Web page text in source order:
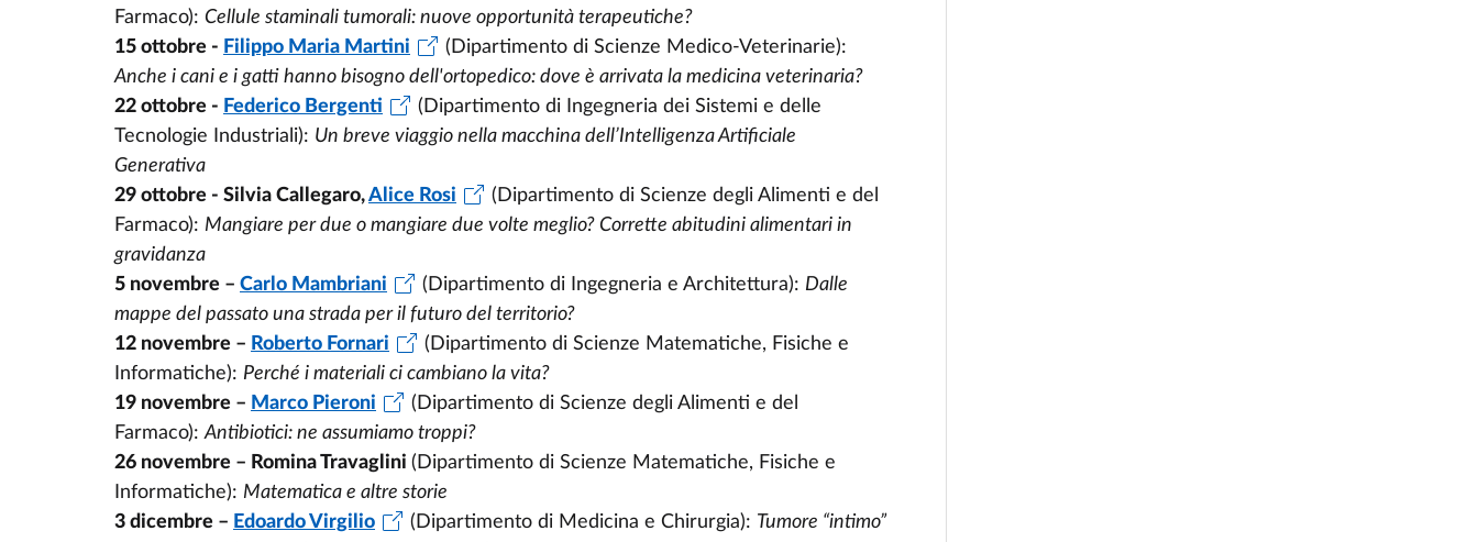
Farmaco):Cellule staminali tumorali: nuove opportunità terapeutiche?
15 ottobre - Filippo Maria Martini
(Dipartimento di Scienze Medico-Veterinarie):
Anche i cani e i gatti hanno bisogno dell'ortopedico: dove è arrivata la medicina veterinaria?
22 ottobre - Federico Bergenti
(Dipartimento di Ingegneria dei Sistemi e delle
Tecnologie Industriali): Un breve viaggio nella macchina dell’Intelligenza Artificiale
Generativa
29 ottobre - Silvia Callegaro,Alice Rosi
(Dipartimento di Scienze degli Alimenti e del
Farmaco): Mangiare per due o mangiare due volte meglio? Corrette abitudini alimentari in
gravidanza
5 novembre –Carlo Mambriani (Dipartimento di Ingegneria e Architettura): Dalle
mappe del passato una strada per il futuro del territorio?
12 novembre – Roberto Fornari
(Dipartimento di Scienze Matematiche, Fisiche e
Informatiche): Perché i materiali ci cambiano la vita?
19 novembre – Marco Pieroni
(Dipartimento di Scienze degli Alimenti e del
Farmaco):Antibiotici: ne assumiamo troppi?
26 novembre – Romina Travaglini(Dipartimento di Scienze Matematiche, Fisiche e
Informatiche): Matematica e altre storie
3 dicembre – Edoardo Virgilio (Dipartimento di Medicina e Chirurgia): Tumore “intimo”